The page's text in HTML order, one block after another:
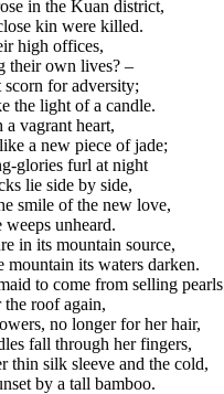
in the Kuan district,
kin were killed.
high offices,
their own lives? –
for adversity;
the light of a candle.
vagrant heart,
a new piece of jade;
glories furl at night
lie side by side,
smile of the new love,
unheard.
in its mountain source,
its waters darken.
to come from selling pearls
roof again,
no longer for her hair,
fall through her fingers,
thin silk sleeve and the cold,
by a tall bamboo.